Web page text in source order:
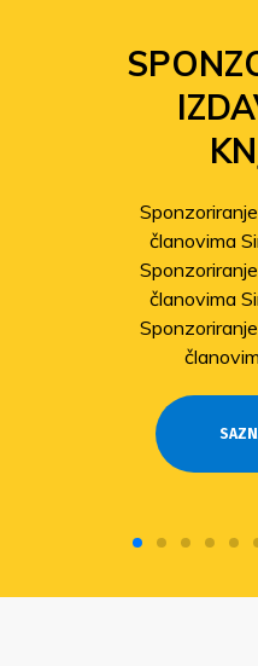
članovima
članovima